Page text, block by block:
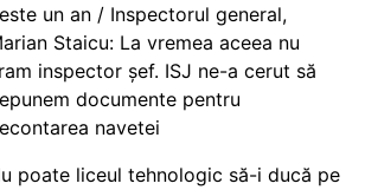
un an / Inspectorul general,
Staicu: La vremea aceea nu
inspector șef. ISJ ne-a cerut să
documente pentru
navetei
poate liceul tehnologic să-i ducă pe